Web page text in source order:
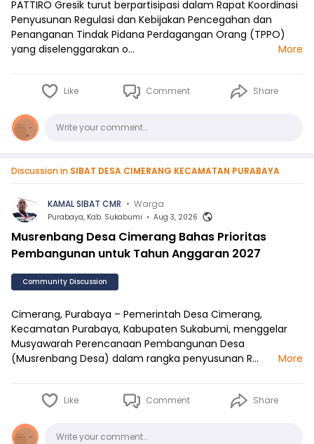
PATTIRO Gresik turut berpartisipasi dalam Rapat Koordinasi
Penyusunan Regulasi dan Kebijakan Pencegahan dan
Penanganan Tindak Pidana Perdagangan Orang (TPPO)
yang diselenggarakan o…
More
Like Comment Share
CommentsWrite your comment…
Discussion in SIBAT DESA CIMERANG KECAMATAN PURABAYA
KAMAL SIBAT CMR • Warga
Purabaya, Kab. Sukabumi • Aug 3, 2026
Musrenbang Desa Cimerang Bahas Prioritas
Pembangunan untuk Tahun Anggaran 2027
Community Discussion
Cimerang, Purabaya – Pemerintah Desa Cimerang,
Kecamatan Purabaya, Kabupaten Sukabumi, menggelar
Musyawarah Perencanaan Pembangunan Desa
(Musrenbang Desa) dalam rangka penyusunan R…
More
Like Comment Share
CommentsWrite your comment…